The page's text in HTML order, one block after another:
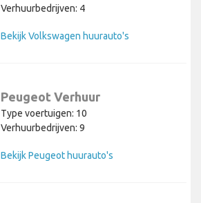
Verhuurbedrijven: 4
Bekijk Volkswagen huurauto's
Peugeot Verhuur
Type voertuigen: 10
Verhuurbedrijven: 9
Bekijk Peugeot huurauto's